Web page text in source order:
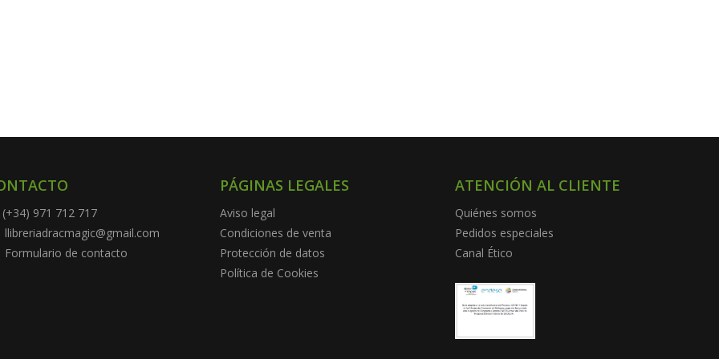
(+34) 971 712 717
llibreriadracmagic@gmail.com
Formulario de contacto
PÁGINAS LEGALES
Aviso legal
Condiciones de venta
Protección de datos
Política de Cookies
ATENCIÓN AL CLIENTE
Quiénes somos
Pedidos especiales
Canal Ético